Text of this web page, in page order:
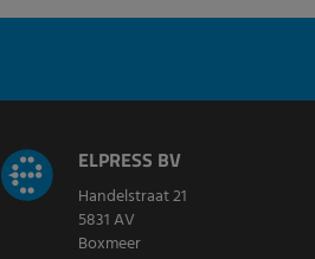
ELPRESS BV
Handelstraat 21
5831 AV
Boxmeer